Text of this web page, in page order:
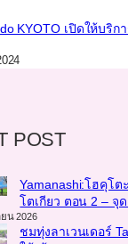
KYOTO เปิดให้บริก
POST
Yamanashi:โฮคุโต
โตเกียว ตอน 2 – จุ
น 2026
ชมทุ่งลาเวนเดอร์